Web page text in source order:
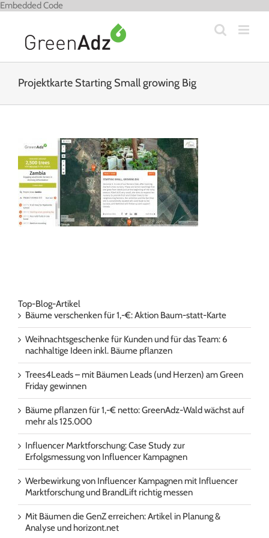
Embedded Code
Projektkarte Starting Small growing Big
Top-Blog-Artikel
Bäume verschenken für 1,-€: Aktion Baum-statt-Karte
Weihnachtsgeschenke für Kunden und für das Team: 6
nachhaltige Ideen inkl. Bäume pflanzen
Trees4Leads – mit Bäumen Leads (und Herzen) am Green
Friday gewinnen
Bäume pflanzen für 1,-€ netto: GreenAdz-Wald wächst auf
mehr als 125.000
Influencer Marktforschung: Case Study zur
Erfolgsmessung von Influencer Kampagnen
Werbewirkung von Influencer Kampagnen mit Influencer
Marktforschung und BrandLift richtig messen
Mit Bäumen die GenZ erreichen: Artikel in Planung &
Analyse und horizont.net